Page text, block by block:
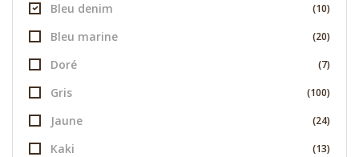
Bleu denim (10)
Bleu marine (20)
Doré (7)
Gris (100)
Jaune (24)
Kaki (13)